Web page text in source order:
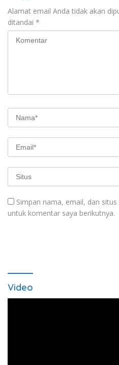
Alamat email Anda tidak akan
ditandai *
Simpan nama, email, dan
untuk komentar saya berikutnya.
Video